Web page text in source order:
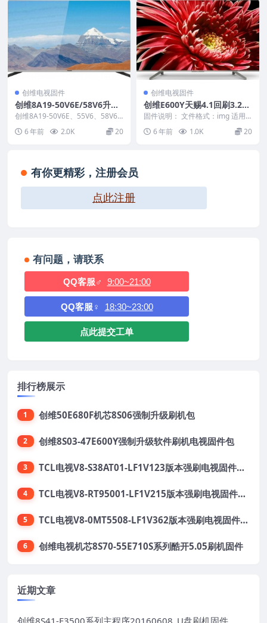
创维电视固件
创维8A19-50V6E/58V6升级
软件刷机电视固件包
创维8A19-50V6E、55V6、58V6
刷机包 包含：OTA 备注： 1.修...
6 年前 2.0K 20
创维电视固件
创维E600Y天赐4.1回刷3.2本
地刷机包
固件说明： 文件格式：img 适用
机芯：8S03 适用机型：E600Y 本
地OT...
6 年前 1.0K 20
有你更精彩，注册会员
点此注册
有问题，请联系
QQ客服♂ 9:00~21:00
QQ客服♀ 18:30~23:00
点此提交工单
排行榜展示
1 创维50E680F机芯8S06强制升级刷机包
2 创维8S03-47E600Y强制升级软件刷机电视固件包
3 TCL电视V8-S38AT01-LF1V123版本强刷电视固件包下载
4 TCL电视V8-RT95001-LF1V215版本强刷电视固件包下载
5 TCL电视V8-0MT5508-LF1V362版本强刷电视固件包下载
6 创维电视机芯8S70-55E710S系列酷开5.05刷机固件
近期文章